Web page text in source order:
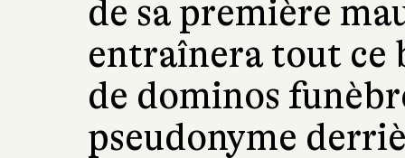
de sa première
entraînera tout ce
de dominos
pseudonyme